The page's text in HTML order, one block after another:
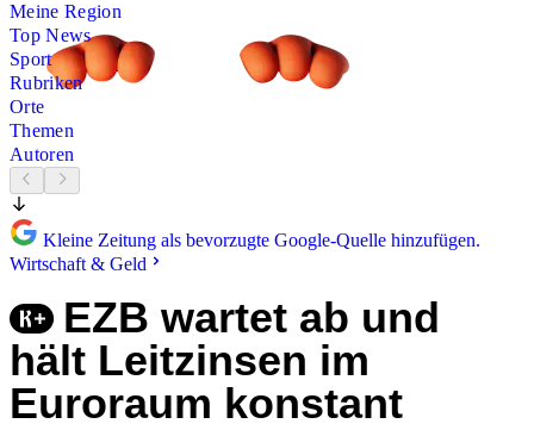
Meine Region
Top News
Sport
Rubriken
Orte
Themen
Autoren
Kleine Zeitung als bevorzugte Google-Quelle hinzufügen.
Wirtschaft & Geld
EZB wartet ab und
hält Leitzinsen im
Euroraum konstant